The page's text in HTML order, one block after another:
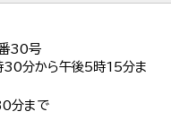
30号
分から午後5時15分ま
分まで